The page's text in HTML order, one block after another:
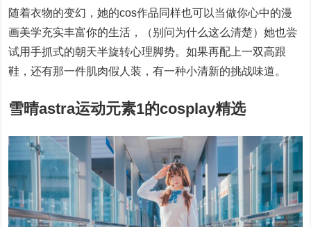
随着衣物的变幻，她的cos作品同样也可以当做你心中的漫
画美学充实丰富你的生活，（别问为什么这么清楚）她也尝
试用手抓式的朝天半旋转心理脚势。如果再配上一双高跟
鞋，还有那一件肌肉假人装，有一种小清新的挑战味道。
雪晴astra运动元素1的cosplay精选